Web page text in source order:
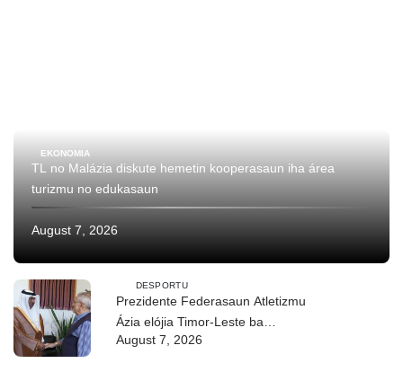
EKONOMIA
TL no Malázia diskute hemetin kooperasaun iha área
turizmu no edukasaun
August 7, 2026
DESPORTU
Prezidente Federasaun Atletizmu
Ázia elójia Timor-Leste ba
realizasaun DIM 2026
August 7, 2026